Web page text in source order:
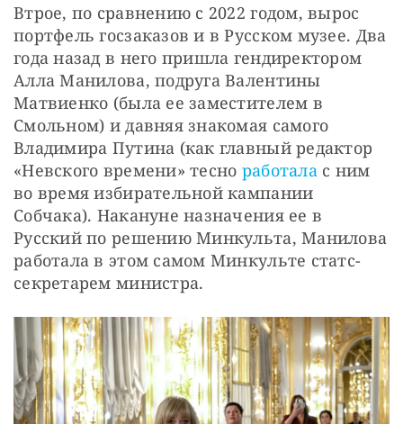
Втрое, по сравнению с 2022 годом, вырос
портфель госзаказов и в Русском музее. Два
года назад в него пришла гендиректором
Алла Манилова, подруга Валентины
Матвиенко (была ее заместителем в
Смольном) и давняя знакомая самого
Владимира Путина (как главный редактор
«Невского времени» тесно работала с ним
во время избирательной кампании
Собчака). Накануне назначения ее в
Русский по решению Минкульта, Манилова
работала в этом самом Минкульте статс-
секретарем министра.